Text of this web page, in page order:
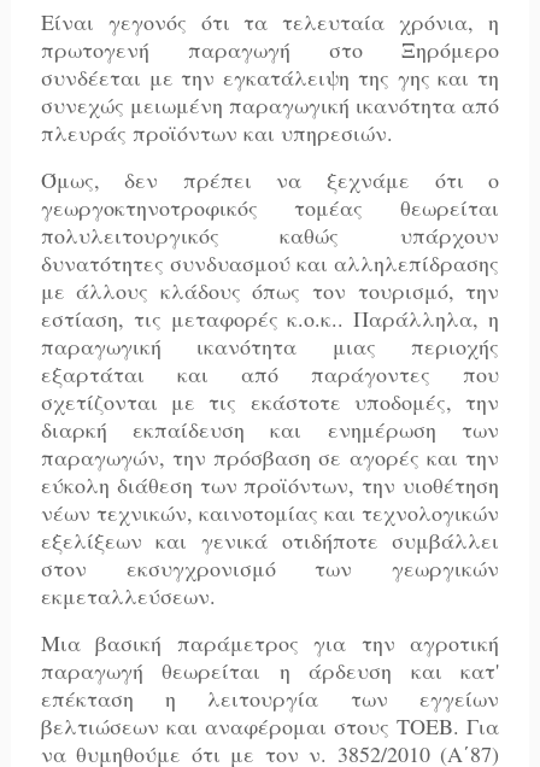
Είναι γεγονός ότι τα τελευταία χρόνια, η
πρωτογενή παραγωγή στο Ξηρόμερο
συνδέεται με την εγκατάλειψη της γης και τη
συνεχώς μειωμένη παραγωγική ικανότητα από
πλευράς προϊόντων και υπηρεσιών.
Όμως, δεν πρέπει να ξεχνάμε ότι ο
γεωργοκτηνοτροφικός τομέας θεωρείται
πολυλειτουργικός καθώς υπάρχουν
δυνατότητες συνδυασμού και αλληλεπίδρασης
με άλλους κλάδους όπως τον τουρισμό, την
εστίαση, τις μεταφορές κ.ο.κ.. Παράλληλα, η
παραγωγική ικανότητα μιας περιοχής
εξαρτάται και από παράγοντες που
σχετίζονται με τις εκάστοτε υποδομές, την
διαρκή εκπαίδευση και ενημέρωση των
παραγωγών, την πρόσβαση σε αγορές και την
εύκολη διάθεση των προϊόντων, την υιοθέτηση
νέων τεχνικών, καινοτομίας και τεχνολογικών
εξελίξεων και γενικά οτιδήποτε συμβάλλει
στον εκσυγχρονισμό των γεωργικών
εκμεταλλεύσεων.
Μια βασική παράμετρος για την αγροτική
παραγωγή θεωρείται η άρδευση και κατ'
επέκταση η λειτουργία των εγγείων
βελτιώσεων και αναφέρομαι στους ΤΟΕΒ. Για
να θυμηθούμε ότι με τον ν. 3852/2010 (Α΄87)